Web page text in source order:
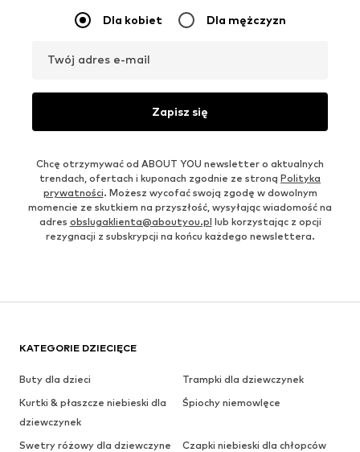
Dla kobiet Dla mężczyzn
Twój adres e-mail
Zapisz się
Chcę otrzymywać od ABOUT YOU newsletter o aktualnych
trendach, ofertach i kuponach zgodnie ze stroną Polityka
prywatności. Możesz wycofać swoją zgodę w dowolnym
momencie ze skutkiem na przyszłość, wysyłając wiadomość na
adres obslugaklienta@aboutyou.pl lub korzystając z opcji
rezygnacji z subskrypcji na końcu każdego newslettera.
KATEGORIE DZIECIĘCE
Buty dla dzieci
Trampki dla dziewczynek
Kurtki & płaszcze niebieski dla
dziewczynek
Śpiochy niemowlęce
Swetry różowy dla dziewczyne
Czapki niebieski dla chłopców